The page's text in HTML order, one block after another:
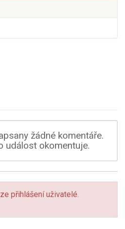
žádné komentáře.
událost okomentuje.
přihlášení uživatelé.